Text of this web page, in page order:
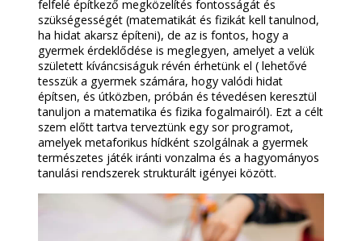
felfelé építkező megközelítés fontosságát és
szükségességét (matematikát és fizikát kell tanulnod,
ha hidat akarsz építeni), de az is fontos, hogy a
gyermek érdeklődése is meglegyen, amelyet a velük
született kíváncsiságuk révén érhetünk el ( lehetővé
tesszük a gyermek számára, hogy valódi hidat
építsen, és útközben, próbán és tévedésen keresztül
tanuljon a matematika és fizika fogalmairól). Ezt a célt
szem előtt tartva terveztünk egy sor programot,
amelyek metaforikus hídként szolgálnak a gyermek
természetes játék iránti vonzalma és a hagyományos
tanulási rendszerek strukturált igényei között.